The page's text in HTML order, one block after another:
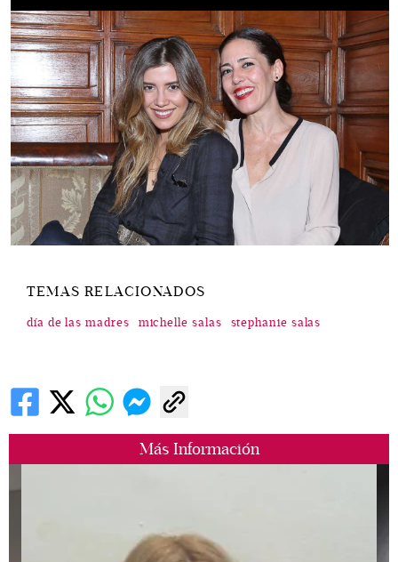
Más Información
TEMAS RELACIONADOS
día de las madres michelle salas stephanie salas